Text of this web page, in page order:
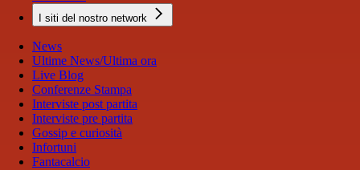
I siti del nostro network
News
Ultime News/Ultima ora
Live Blog
Conferenze Stampa
Interviste post partita
Interviste pre partita
Gossip e curiosità
Infortuni
Fantacalcio